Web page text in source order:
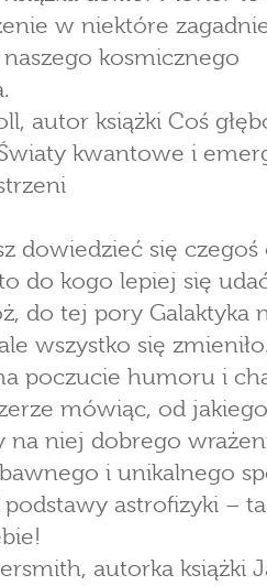
w niektóre
kosmicznego
autor książki Coś
kwantowe i
dowiedzieć się czegoś
do kogo lepiej się
do tej pory Galaktyka
wszystko się
poczucie humoru i
mówiąc, od
na niej dobrego
i unikalnego
astrofizyki – ta
autorka książki